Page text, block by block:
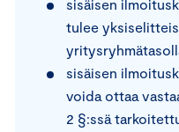
sisäisen
tulee
sisäisen
voida ottaa
2 §:ssä